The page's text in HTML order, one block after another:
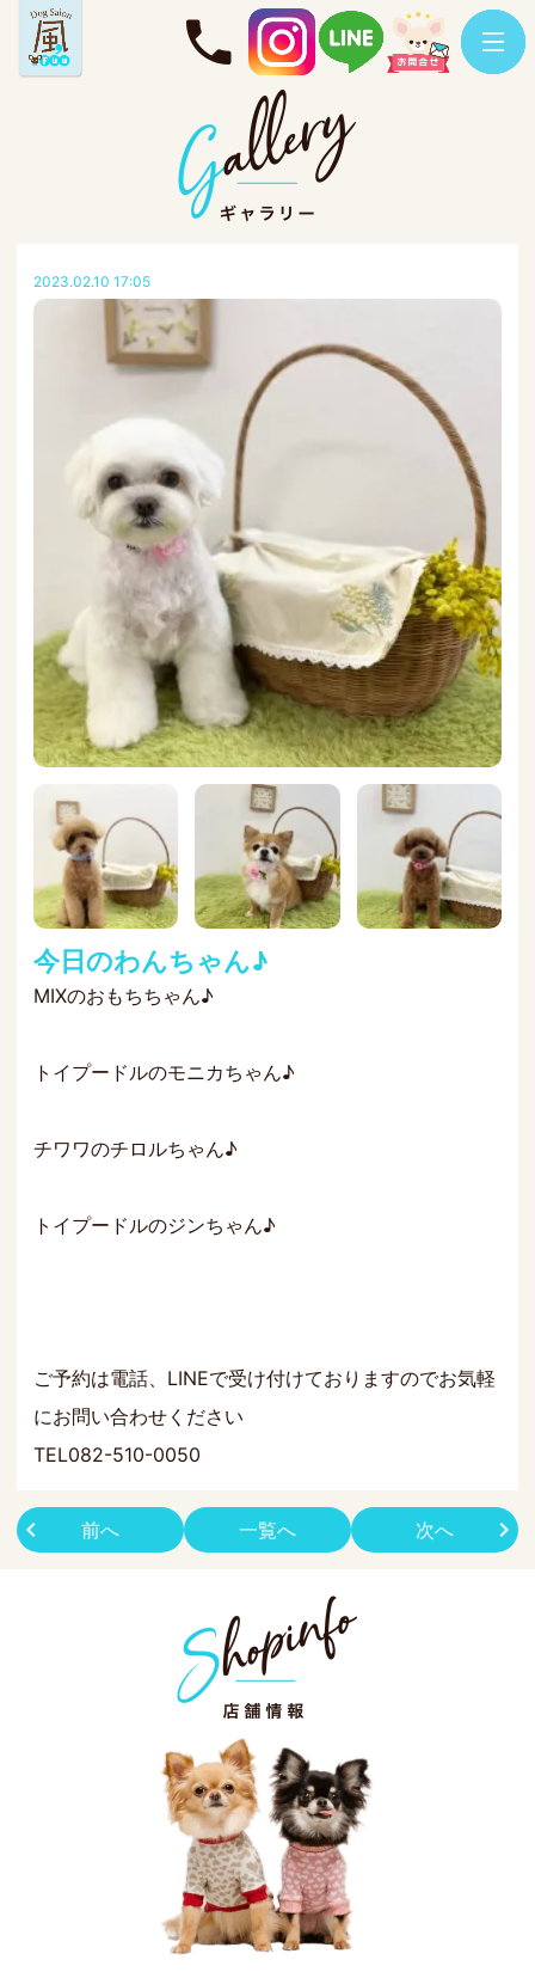
2023.02.10 17:05
今日のわんちゃん♪
MIXのおもちちゃん♪
トイプードルのモニカちゃん♪
チワワのチロルちゃん♪
トイプードルのジンちゃん♪
ご予約は電話、LINEで受け付けておりますのでお気軽
にお問い合わせください
TEL082-510-0050
前へ 次へ
一覧へ